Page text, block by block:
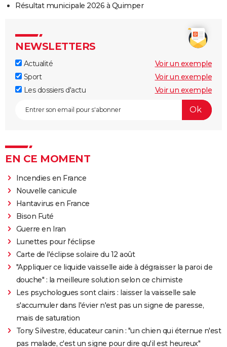
Résultat municipale 2026 à Quimper
NEWSLETTERS
Actualité
Voir un exemple
Sport
Voir un exemple
Les dossiers d'actu
Voir un exemple
EN CE MOMENT
Incendies en France
Nouvelle canicule
Hantavirus en France
Bison Futé
Guerre en Iran
Lunettes pour l'éclipse
Carte de l'éclipse solaire du 12 août
"Appliquer ce liquide vaisselle aide à dégraisser la paroi de
douche" : la meilleure solution selon ce chimiste
Les psychologues sont clairs : laisser la vaisselle sale
s'accumuler dans l'évier n'est pas un signe de paresse,
mais de saturation
Tony Silvestre, éducateur canin : "un chien qui éternue n'est
pas malade, c'est un signe pour dire qu'il est heureux"